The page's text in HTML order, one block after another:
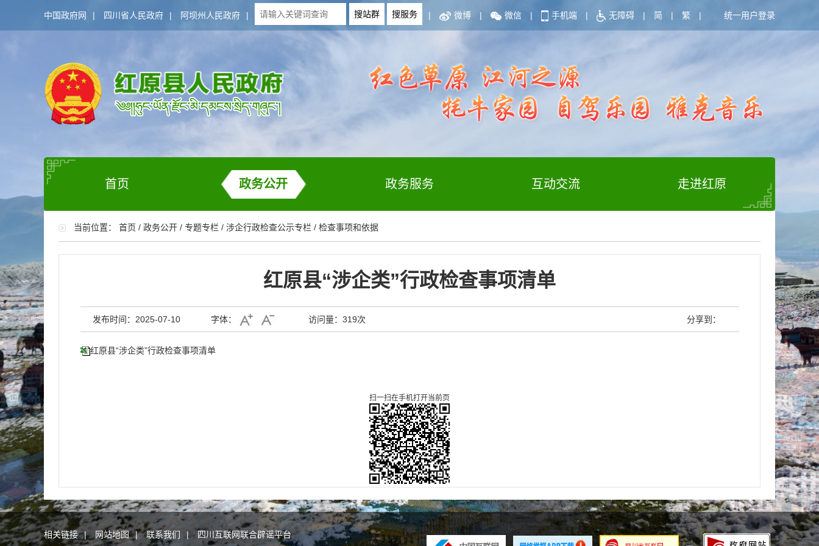
中国政府网 | 四川省人民政府 | 阿坝州人民政府 | | 微博 | 微信 | 手机端 | 无障碍 | 简 | 繁 | 统一用户登录
首页 政务公开 政务服务 互动交流 走进红原
当前位置： 首页 / 政务公开 / 专题专栏 / 涉企行政检查公示专栏 / 检查事项和依据
红原县“涉企类”行政检查事项清单
发布时间：2025-07-10 字体： 访问量： 319次 分享到：
红原县“涉企类”行政检查事项清单
扫一扫在手机打开当前页
相关链接 | 网站地图 | 联系我们 | 四川互联网联合辟谣平台